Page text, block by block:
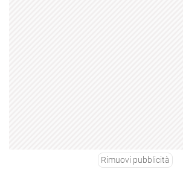
Rimuovi pubblicità